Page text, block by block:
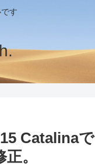
す
Catalinaで
。